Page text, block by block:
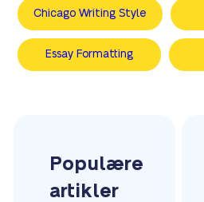
Chicago Writing Style
Essay Formatting
Populære
artikler